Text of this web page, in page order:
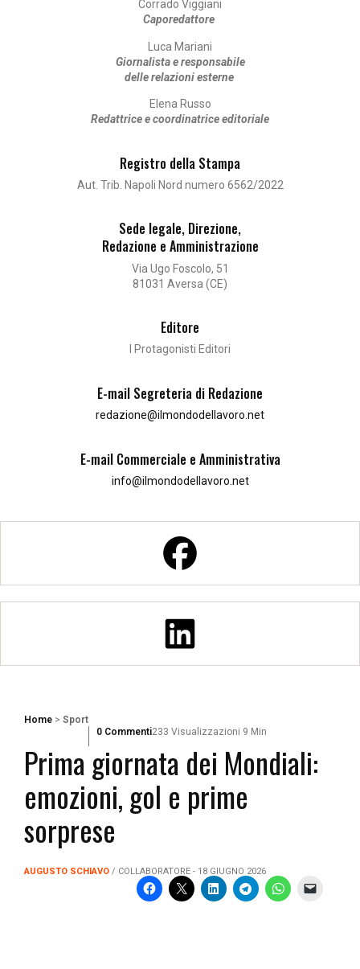
Corrado Viggiani
Caporedattore
Luca Mariani
Giornalista e responsabile
delle relazioni esterne
Elena Russo
Redattrice e coordinatrice editoriale
Registro della Stampa
Aut. Trib. Napoli Nord numero 6562/2022
Sede legale, Direzione,
Redazione e Amministrazione
Via Ugo Foscolo, 51
81031 Aversa (CE)
Editore
I Protagonisti Editori
E-mail Segreteria di Redazione
redazione@ilmondodellavoro.net
E-mail Commerciale e Amministrativa
info@ilmondodellavoro.net
Home > Sport
233 Visualizzazioni 9 Min
0 Commenti
Prima giornata dei Mondiali:
emozioni, gol e prime
sorprese
AUGUSTO SCHIAVO / COLLABORATORE - 18 GIUGNO 2026